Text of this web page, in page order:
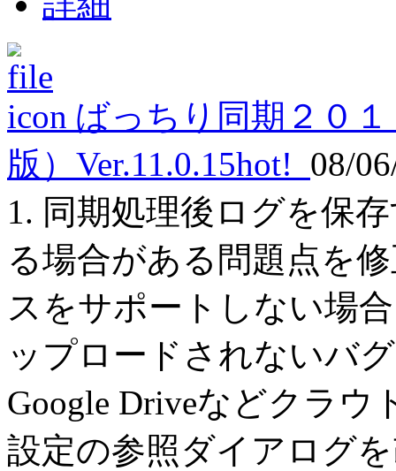
ばっちり同期２０
版）Ver.11.0.15hot! 08/
1. 同期処理後ログを保
る場合がある問題点
スをサポートしない場
ップロードされない
Google Driveなどクラ
設定の参照ダイアロ